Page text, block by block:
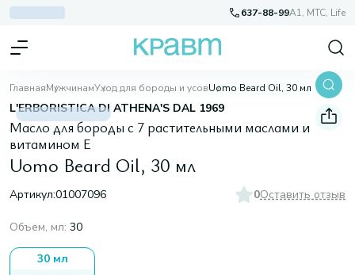
637-88-99A1, МТС, Life
ГлавнаяМужчинамУход для бороды и усовUomo Beard Oil, 30 мл
L'ERBORISTICA DI ATHENA'S DAL 1969
Масло для бороды с 7 растительными маслами и
витамином Е
Uomo Beard Oil, 30 мл
Артикул:01007096 0Оставить отзыв
Объем, мл: 30
30 мл